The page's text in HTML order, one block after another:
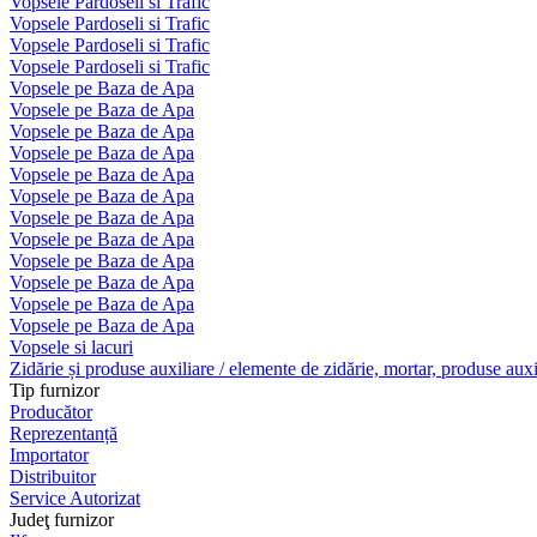
Vopsele Pardoseli si Trafic
Vopsele Pardoseli si Trafic
Vopsele Pardoseli si Trafic
Vopsele pe Baza de Apa
Vopsele pe Baza de Apa
Vopsele pe Baza de Apa
Vopsele pe Baza de Apa
Vopsele pe Baza de Apa
Vopsele pe Baza de Apa
Vopsele pe Baza de Apa
Vopsele pe Baza de Apa
Vopsele pe Baza de Apa
Vopsele pe Baza de Apa
Vopsele pe Baza de Apa
Vopsele pe Baza de Apa
Vopsele si lacuri
Zidărie și produse auxiliare / elemente de zidărie, mortar, produse
Tip furnizor
Producător
Reprezentanță
Importator
Distribuitor
Service Autorizat
Judeţ furnizor